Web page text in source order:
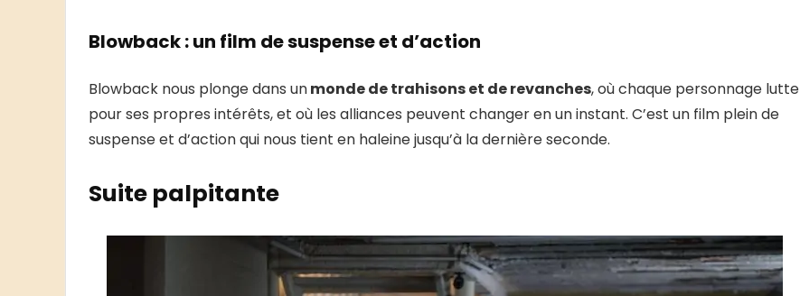
Blowback : un film de suspense et d’action
Blowback nous plonge dans unmonde de trahisons et de revanches, où chaque personnage lutte
pour ses propres intérêts, et où les alliances peuvent changer en un instant. C’est un film plein de
suspense et d’action qui nous tient en haleine jusqu’à la dernière seconde.
Suite palpitante